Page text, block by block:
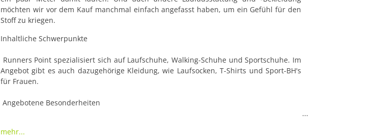
möchten wir vor dem Kauf manchmal einfach angefasst haben, um ein Gefühl für den
Stoff zu kriegen.
Inhaltliche Schwerpunkte
Runners Point spezialisiert sich auf Laufschuhe, Walking-Schuhe und Sportschuhe. Im
Angebot gibt es auch dazugehörige Kleidung, wie Laufsocken, T-Shirts und Sport-BH's
für Frauen.
einfach die Filiale wegen des nächsten Termins kontaktieren. Außerdem bietet Runners
mehr...